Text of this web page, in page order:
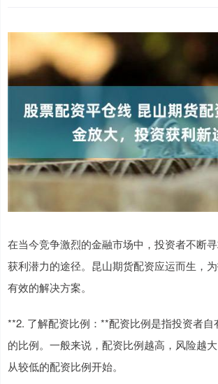
在当今竞争激烈的金融市场中，投资者不断
获利潜力的途径。昆山期货配资应运而生，
有效的解决方案。
**2. 了解配资比例：**配资比例是指投资者自
的比例。一般来说，配资比例越高，风险越
从较低的配资比例开始。